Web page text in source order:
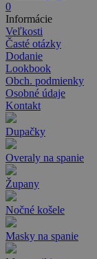
0
Informácie
Veľkosti
Časté otázky
Dodanie
Lookbook
Obch. podmienky
Osobné údaje
Kontakt
Dupačky
Overaly na spanie
Župany
Nočné košele
Masky na spanie